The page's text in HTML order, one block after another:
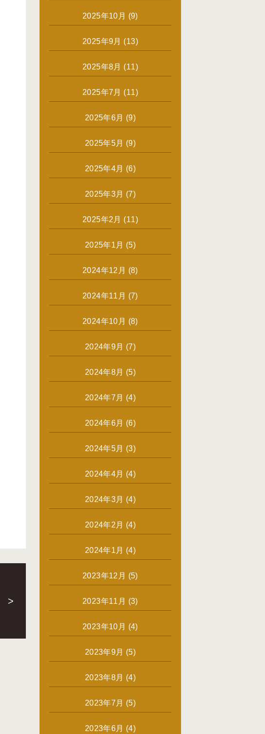
>
2025年10月 (9)
2025年9月 (13)
2025年8月 (11)
2025年7月 (11)
2025年6月 (9)
2025年5月 (9)
2025年4月 (6)
2025年3月 (7)
2025年2月 (11)
2025年1月 (5)
2024年12月 (8)
2024年11月 (7)
2024年10月 (8)
2024年9月 (7)
2024年8月 (5)
2024年7月 (4)
2024年6月 (6)
2024年5月 (3)
2024年4月 (4)
2024年3月 (4)
2024年2月 (4)
2024年1月 (4)
2023年12月 (5)
2023年11月 (3)
2023年10月 (4)
2023年9月 (5)
2023年8月 (4)
2023年7月 (5)
2023年6月 (4)